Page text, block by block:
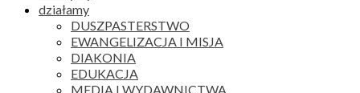
działamy
DUSZPASTERSTWO
EWANGELIZACJA I MISJA
DIAKONIA
EDUKACJA
MEDIA I WYDAWNICTWA